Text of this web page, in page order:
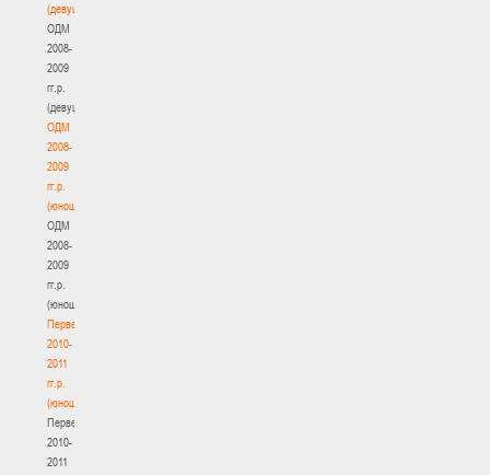
(девушки)
ОДМ
2008-
2009
гг.р.
(девушки)
ОДМ
2008-
2009
гг.р.
(юноши)
ОДМ
2008-
2009
гг.р.
(юноши)
Первенство
2010-
2011
гг.р.
(юноши)
Первенство
2010-
2011